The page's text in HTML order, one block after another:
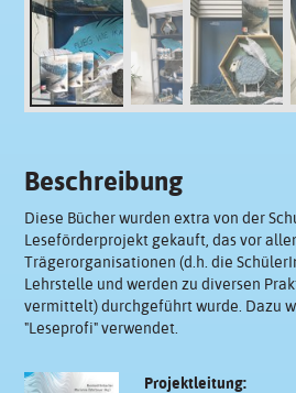
Beschreibung
Diese Bücher wurden extra von der
Leseförderprojekt gekauft, das vor
Trägerorganisationen (d.h. die
Lehrstelle und werden zu diversen
vermittelt) durchgeführt wurde. Dazu
"Leseprofi" verwendet.
Projektleitung: